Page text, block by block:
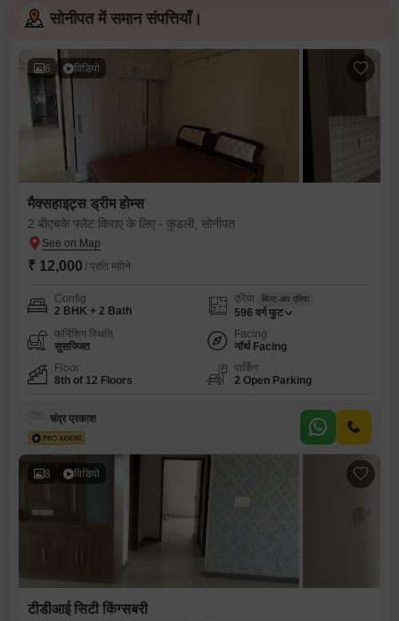
सोनीपत में समान संपत्तियाँ।
6 विडियो
मैक्सहाइट्स ड्रीम होम्स
2 बीएचके फ्लैट किराए के लिए - कुंडली, सोनीपत
₹ 12,000 / प्रति महीने
Config
2 BHK + 2 Bath
एरिया बिल्ट-अप एरिया
596 वर्ग फुट
फर्निशिंग स्थिति
सुसज्जित
Facing
नॉर्थ Facing
Floor
8th of 12 Floors
पार्किंग
2 Open Parking
चंद्र प्रकाश
8 विडियो
टीडीआई सिटी किंग्सबरी